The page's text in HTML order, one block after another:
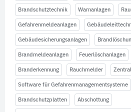
Brandschutztechnik Warnanlagen
Gefahrenmeldeanlagen
Gebäudesicherungsanlagen
Brandmeldeanlagen Feuerlöschanlagen
Branderkennung Rauchmelder
Software für Gefahrenmanagementsysteme
Brandschutzplatten Abschottung